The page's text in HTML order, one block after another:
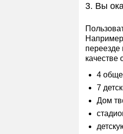
3. Вы
переезде
качестве
4
7
Дом